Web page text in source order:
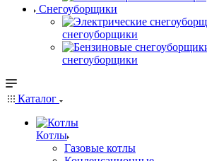
Снегоуборщики
снегоуборщики
снегоуборщики
Каталог
Котлы
Газовые котлы